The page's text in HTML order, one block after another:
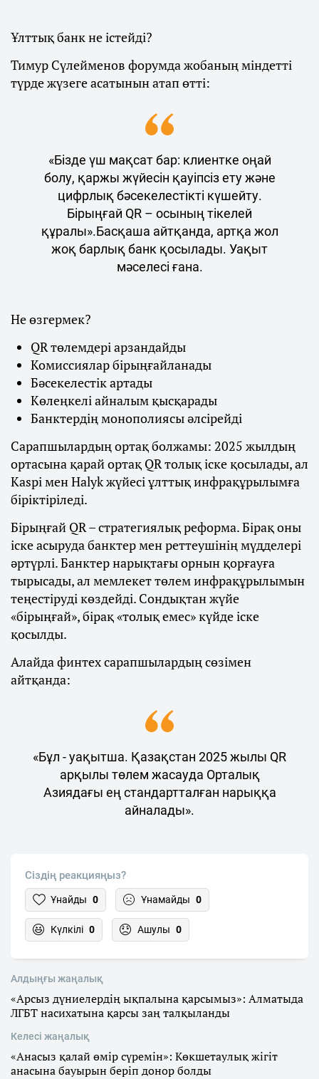
Ұлттық банк не істейді?
Тимур Сүлейменов форумда жобаның міндетті
түрде жүзеге асатынын атап өтті:
«Бізде үш мақсат бар: клиентке оңай
болу, қаржы жүйесін қауіпсіз ету және
цифрлық бәсекелестікті күшейту.
Бірыңғай QR – осының тікелей
құралы».Басқаша айтқанда, артқа жол
жоқ барлық банк қосылады. Уақыт
мәселесі ғана.
Не өзгермек?
QR төлемдері арзандайды
Комиссиялар бірыңғайланады
Бәсекелестік артады
Көлеңкелі айналым қысқарады
Банктердің монополиясы әлсірейді
Сарапшылардың ортақ болжамы: 2025 жылдың
ортасына қарай ортақ QR толық іске қосылады, ал
Kaspi мен Halyk жүйесі ұлттық инфрақұрылымға
біріктіріледі.
Бірыңғай QR – стратегиялық реформа. Бірақ оны
іске асыруда банктер мен реттеушінің мүдделері
әртүрлі. Банктер нарықтағы орнын қорғауға
тырысады, ал мемлекет төлем инфрақұрылымын
теңестіруді көздейді. Сондықтан жүйе
«бірыңғай», бірақ «толық емес» күйде іске
қосылды.
Алайда финтех сарапшылардың сөзімен
айтқанда:
«Бұл - уақытша. Қазақстан 2025 жылы QR
арқылы төлем жасауда Орталық
Азиядағы ең стандартталған нарыққа
айналады».
Сіздің реакцияңыз?
Ұнайды 0 Ұнамайды 0
Күлкілі 0 Ашулы 0
Алдыңғы жаңалық
«Арсыз дүниелердің ықпалына қарсымыз»: Алматыда
ЛГБТ насихатына қарсы заң талқыланды
Келесі жаңалық
«Анасыз қалай өмір сүремін»: Көкшетаулық жігіт
анасына бауырын беріп донор болды